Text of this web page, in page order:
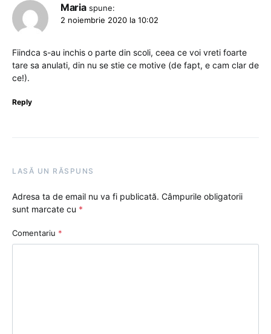
Maria spune:
2 noiembrie 2020 la 10:02
Fiindca s-au inchis o parte din scoli, ceea ce voi vreti foarte
tare sa anulati, din nu se stie ce motive (de fapt, e cam clar de
ce!).
Reply
LASĂ UN RĂSPUNS
Adresa ta de email nu va fi publicată. Câmpurile obligatorii
sunt marcate cu *
Comentariu *